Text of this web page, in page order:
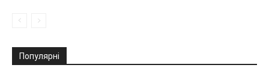
Популярні